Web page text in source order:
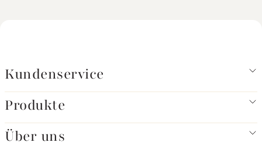
Kundenservice
Produkte
Über uns